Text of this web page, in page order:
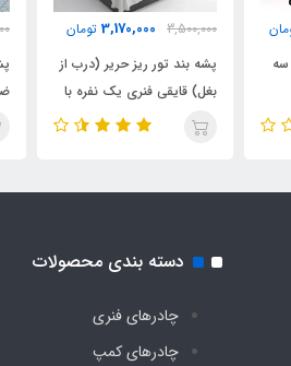
پشه‌ بند کمپی قایقی vip سه
3,500,000
3,170,000 تومان
پشه‌ بند تور ریز حریر (درب از
بغل) قایقی فنری یک نفره با
کف ضد آب صادراتی دیجی
دسته بندی محصولات
چادرهای فنری
چادرهای کمپ